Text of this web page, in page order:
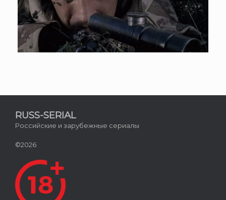
RUSS-SERIAL
Российские и зарубежные сериалы
©2026